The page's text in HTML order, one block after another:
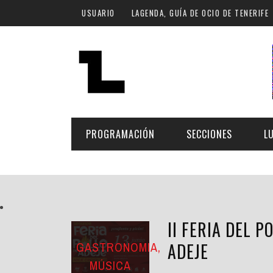
Pasar al contenido principal
USUARIO LAGENDA, GUÍA DE OCIO DE TENERIFE
PROGRAMACIÓN
Hoy
Plan Finde
SECCIONES
CULTURA
GASTRONOMIA,
MÚSICA
II FERIA DEL
ADEJE